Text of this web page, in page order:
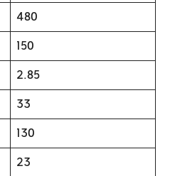
480
150
2.85
33
130
23